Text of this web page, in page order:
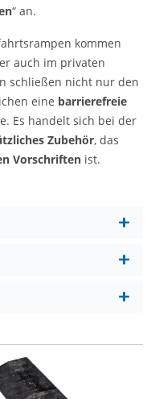
“ an.
kommen
auch im privaten
schließen nicht nur den
eine barrierefreie
Es handelt sich bei der
Zubehör, das
Vorschriften ist.